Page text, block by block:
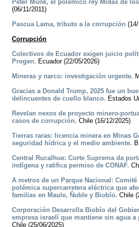
Peter Munk, el polémico rey Midas de
(06/11/2011)
Pascua Lama, tributo a la corrupción
Corrupción
Colectivos de Ecuador exigen juicio
Progen. Ecuador (22/05/2026)
Mineras y narco: investigación urgente.
Gracias a Donald Trump, 2025 fue un
delincuentes de cuello blanco. Estados
Revelan nexos de proyecto minero-
casos de corrupción. Chile (16/12/2025)
Tierras raras: licencia minera en Minas
seguridad hídrica y el medio ambiente.
Central Rucalhue: Corte Suprema da
indígena y ratifica permiso de CONAF.
A metros de un Parque Nacional:
polémica supercarretera eléctrica que
familias en Maule, Ñuble y Biobío. Chile
Corporación Desarrolla Biobío del
empresa israelí que mantiene sin agua
Chile (25/06/2025)